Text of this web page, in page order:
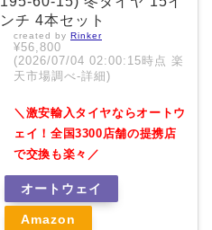
ンチ 4本セット
created by Rinker
¥56,800
(2026/07/04 02:00:15時点 楽
天市場調べ-詳細)
＼激安輸入タイヤならオートウ
ェイ！全国3300店舗の提携店
で交換も楽々／
オートウェイ
Amazon